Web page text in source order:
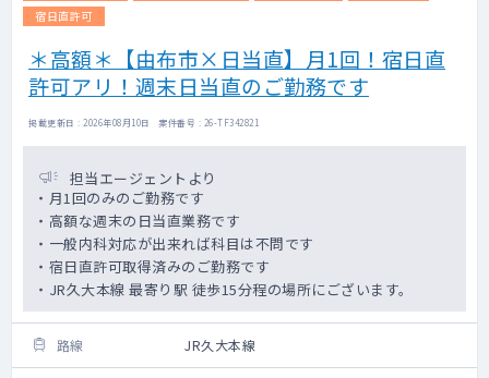
宿日直許可
＊高額＊【由布市×日当直】月1回！宿日直
許可アリ！週末日当直のご勤務です
掲載更新日 : 2026年08月10日 案件番号 : 26-TF342821
担当エージェントより
・月1回のみのご勤務です
・高額な週末の日当直業務です
・一般内科対応が出来れば科目は不問です
・宿日直許可取得済みのご勤務です
・JR久大本線 最寄り駅 徒歩15分程の場所にございます。
路線 JR久大本線